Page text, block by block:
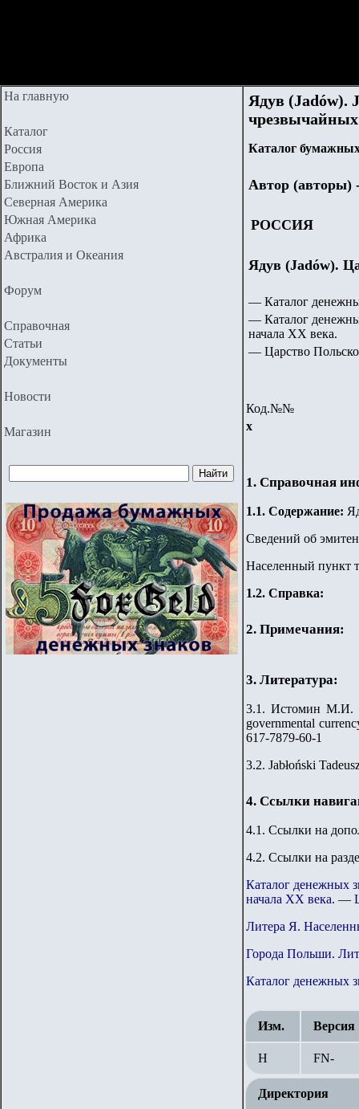
На главную
Каталог
Россия
Европа
Ближний Восток и Азия
Северная Америка
Южная Америка
Африка
Австралия и Океания
Форум
Справочная
Статьи
Документы
Новости
Магазин
Ядув (Jadów).
чрезвычайных
Каталог
Автор (авторы)
РОССИЯ
Ядув (Jadów).
— Каталог
— Каталог
начала ХХ века.
— Царство
Код.№№
х
1. Справочная
1.1. Содержание:
Сведений об
Населенный пункт
1.2. Справка:
2. Примечания:
3. Литература:
3.1. Истомин М.И.
governmental
617-7879-60-1
3.2. Jabłoński
4. Ссылки
4.1. Ссылки на
4.2. Ссылки на
Каталог денежных
начала ХХ века. —
Литера Я.
Города Польши.
Каталог денежных
Изм. Версия
Н FN-
Директория